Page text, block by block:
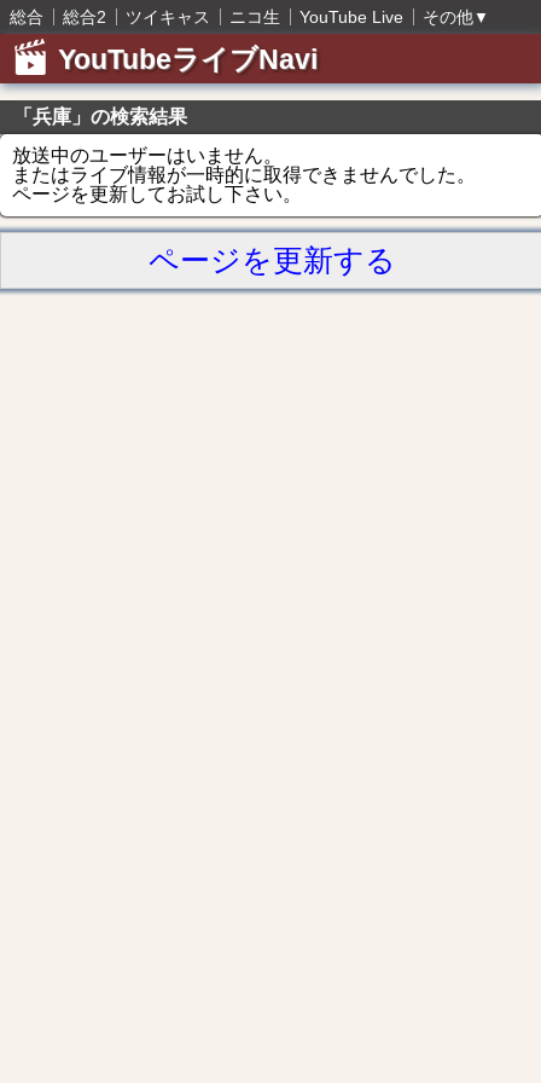
総合 総合2 ツイキャス ニコ生 YouTube Live その他▼
YouTubeライブNavi
「兵庫」の検索結果
放送中のユーザーはいません。
またはライブ情報が一時的に取得できませんでした。
ページを更新してお試し下さい。
ページを更新する